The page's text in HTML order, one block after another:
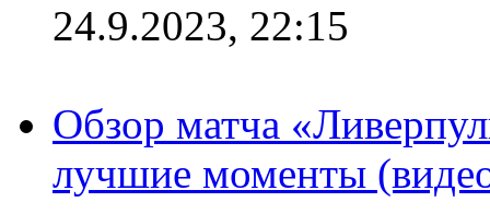
24.9.2023, 22:15
Обзор матча
лучшие моменты